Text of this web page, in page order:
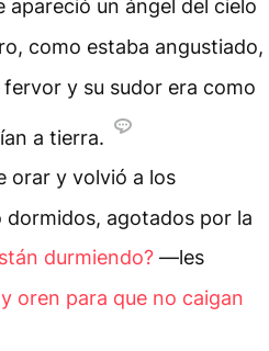
apareció un ángel del cielo
como estaba angustiado,
y su sudor era como
a tierra.
orar y volvió a los
agotados por la
durmiendo? —les
oren para que no caigan